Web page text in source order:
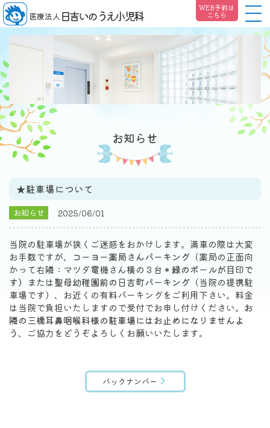
医療法人 日吉いのうえ小児科
WEB予約は
こちら
お知らせ
★駐車場について
お知らせ 2025/06/01
当院の駐車場が狭くご迷惑をおかけします。満車の際は大変
お手数ですが、
コーヨー薬局さんパーキング （薬局の正面向
かって右隣：マツダ電機さん横の３台 ＊緑のポールが目印で
す）
または聖母幼稚園前の日吉町パーキング （当院の提携駐
車場です）、お近くの有料パーキングをご利用下さい。料金
は当院で負担いたしますので受付でお申し付けください。 お
隣の三橋耳鼻咽喉科様の駐車場にはお止めになりませんよ
う、ご協力をどうぞよろしくお願いいたします。
バックナンバー